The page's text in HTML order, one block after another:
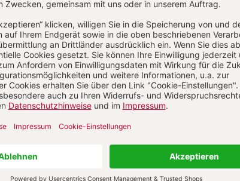
pour fixer la pratique déjà assez courante
des droits de douane dans le commerce
développés dans ce domaine craignent tant un
numérique que des pertes de revenus. Avant de
sur le commerce numérique, ils veulent voir
des pays industrialisés pour des réformes à leur
des subventions agricoles. Comme, dans
en vigueur, les pays qui sont favorables á des
ensemble dans la dite « Joint Statetement Initiative
de l’OMC et les pays moins développés ont
de faire valoir leurs intérêts. De plus, de
à la possibilité de garder la souveraineté sur